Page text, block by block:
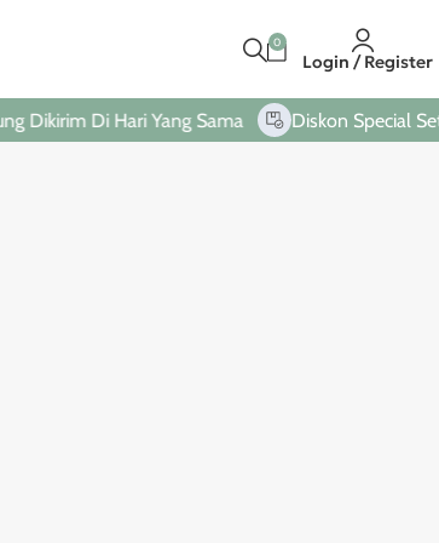
0
Login / Register
Di Hari Yang Sama Diskon Special